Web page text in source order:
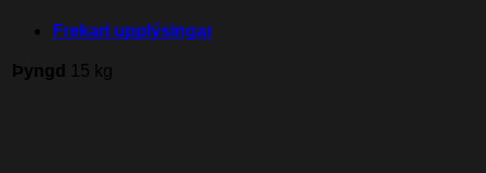
Frekari upplýsingar
Þyngd 15 kg